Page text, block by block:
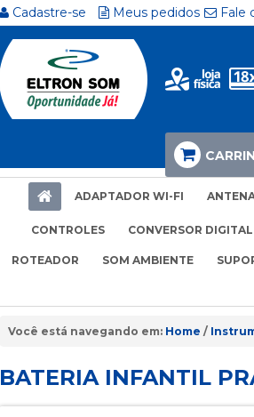
Cadastre-se Meus pedidos Fale
ADAPTADOR WI-FI
CONTROLES CONVERSOR DIGITAL
ROTEADOR SOM AMBIENTE
Home
BATERIA INFANTIL